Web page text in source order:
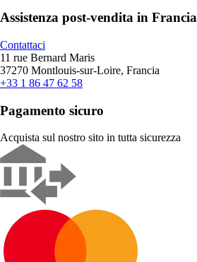
Assistenza post-vendita in Francia
Contattaci
11 rue Bernard Maris
37270 Montlouis-sur-Loire, Francia
+33 1 86 47 62 58
Pagamento sicuro
Acquista sul nostro sito in tutta sicurezza